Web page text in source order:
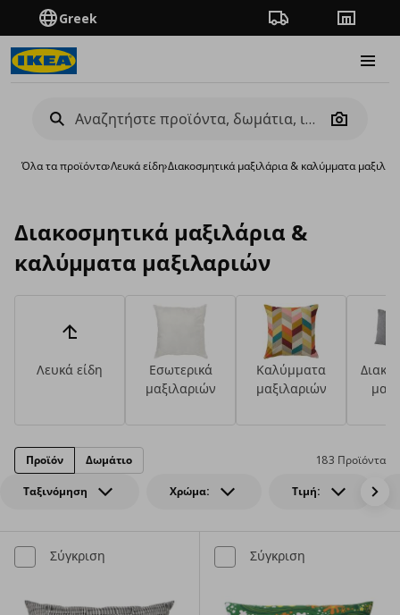
Greek Πορεία παραγγελίας
Camera
Όλα τα προϊόντα›Λευκά είδη›Διακοσμητικά μαξιλάρια & καλύμματα
Διακοσμητικά μαξιλάρια &
καλύμματα μαξιλαριών
Λευκά είδη
Εσωτερικά
μαξιλαριών
Καλύμματα
μαξιλαριών
Ταξινόμηση Χρώμα: Τιμή:
183 Προϊόντα
Προϊόν Δωμάτιο
Σύγκριση Σύγκριση